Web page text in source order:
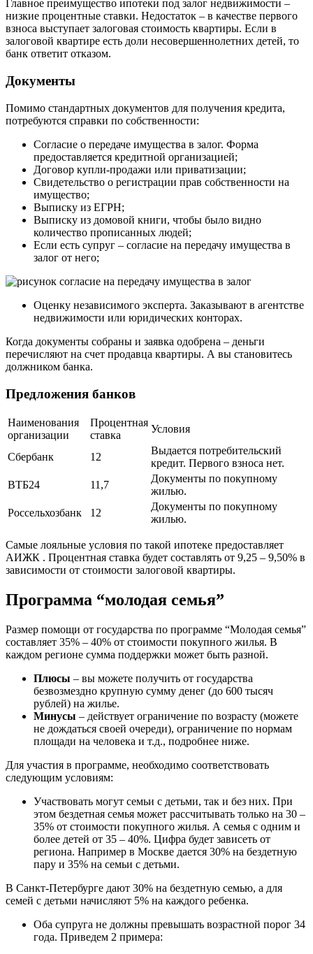
Главное преимущество ипотеки под залог недвижимости –
низкие процентные ставки. Недостаток – в качестве первого
взноса выступает залоговая стоимость квартиры. Если в
залоговой квартире есть доли несовершеннолетних детей, то
банк ответит отказом.
Документы
Помимо стандартных документов для получения кредита,
потребуются справки по собственности:
Согласие о передаче имущества в залог. Форма
предоставляется кредитной организацией;
Договор купли-продажи или приватизации;
Свидетельство о регистрации прав собственности на
имущество;
Выписку из ЕГРН;
Выписку из домовой книги, чтобы было видно
количество прописанных людей;
Если есть супруг – согласие на передачу имущества в
залог от него;
Оценку независимого эксперта. Заказывают в агентстве
недвижимости или юридических конторах.
Когда документы собраны и заявка одобрена – деньги
перечисляют на счет продавца квартиры. А вы становитесь
должником банка.
Предложения банков
Наименования
организации
Процентная
ставка
Условия
Сбербанк 12
Выдается потребительский
кредит. Первого взноса нет.
ВТБ24
11,7
Документы по покупному
жилью.
Россельхозбанк
12
Документы по покупному
жилью.
Самые лояльные условия по такой ипотеке предоставляет
АИЖК . Процентная ставка будет составлять от 9,25 – 9,50% в
зависимости от стоимости залоговой квартиры.
Программа “молодая семья”
Размер помощи от государства по программе “Молодая семья”
составляет 35% – 40% от стоимости покупного жилья. В
каждом регионе сумма поддержки может быть разной.
Плюсы – вы можете получить от государства
безвозмездно крупную сумму денег (до 600 тысяч
рублей) на жилье.
Минусы – действует ограничение по возрасту (можете
не дождаться своей очереди), ограничение по нормам
площади на человека и т.д., подробнее ниже.
Для участия в программе, необходимо соответствовать
следующим условиям:
Участвовать могут семьи с детьми, так и без них. При
этом бездетная семья может рассчитывать только на 30 –
35% от стоимости покупного жилья. А семья с одним и
более детей от 35 – 40%. Цифра будет зависеть от
региона. Например в Москве дается 30% на бездетную
пару и 35% на семьи с детьми.
В Санкт-Петербурге дают 30% на бездетную семью, а для
семей с детьми начисляют 5% на каждого ребенка.
Оба супруга не должны превышать возрастной порог 34
года. Приведем 2 примера: